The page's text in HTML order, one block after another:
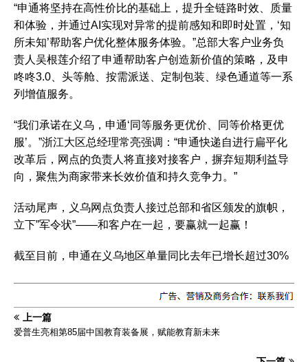
“申通将坚持在高性价比的基础上，提升全链路时效、质量
和体验，并通过AI实现对异常的提前感知和即时处置，‘知
所未知’帮助客户优化整体服务体验。”总部大客户业务负
责人吴根莲介绍了申通帮助客户创造新价值的策略，及申
咚咚3.0、头等舱、按需派送、定制包装、绿色通道等一系
列增值服务。
“我们承诺在义乌，申通‘同等服务更优价、同等价格更优
服’。”浙江大区总经理常亮强调：“申通快递自进行扁平化
改革后，网点的负责人将直接对接客户，摒弃短期利益导
向，聚焦为商家带来长效价值和持久竞争力。”
活动尾声，义乌网点负责人接过总部和省区颁发的旗帜，
立下”军令状”——和客户在一起，要赢就一起赢！
截至目前，申通在义乌地区单量同比去年已增长超过30%
上一篇
爱普生亮相第85届中国教育装备展，赋能教育新未来